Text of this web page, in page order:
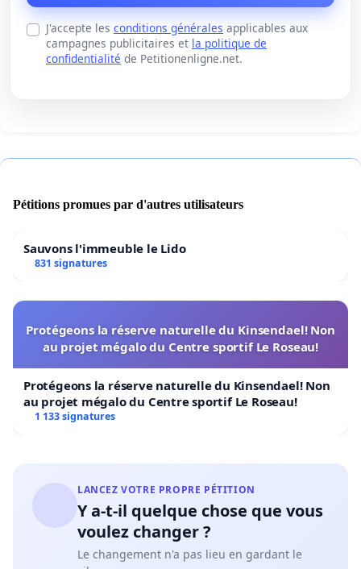
J'accepte les conditions générales applicables aux
campagnes publicitaires et la politique de
confidentialité de Petitionenligne.net.
Pétitions promues par d'autres utilisateurs
Sauvons l'immeuble le Lido
831 signatures
Protégeons la réserve naturelle du Kinsendael! Non
au projet mégalo du Centre sportif Le Roseau!
Protégeons la réserve naturelle du Kinsendael! Non
au projet mégalo du Centre sportif Le Roseau!
1 133 signatures
LANCEZ VOTRE PROPRE PÉTITION
Y a-t-il quelque chose que vous
voulez changer ?
Le changement n'a pas lieu en gardant le